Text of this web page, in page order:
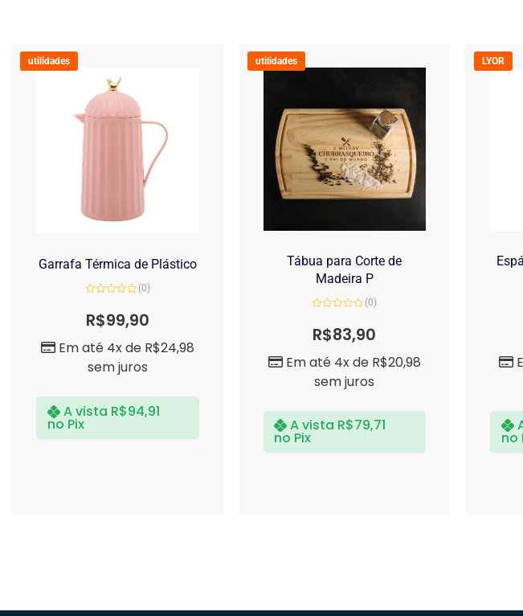
utilidades
Garrafa Térmica de Plástico
0
de
(0)
R$99,90
Em até 4x de R$24,98
sem juros
A vista R$94,91
no Pix
utilidades
Tábua para Corte de
Madeira P
de
(0)
R$83,90
Em até 4x de R$20,98
sem juros
A vista R$79,71
no Pix
LYOR
no